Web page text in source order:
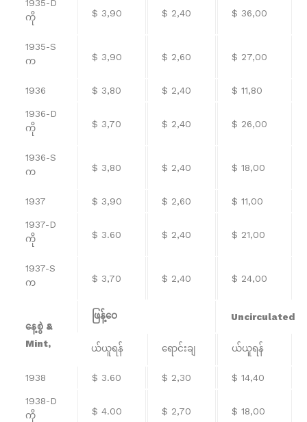
1935-D
ကို
$ 3,90 $ 2,40 $ 36,00
1935-S
က
$ 3,90 $ 2,60 $ 27,00
1936 $ 3,80 $ 2,40 $ 11,80
1936-D
ကို
$ 3,70 $ 2,40 $ 26,00
1936-S
က
$ 3,80 $ 2,40 $ 18,00
1937 $ 3,90 $ 2,60 $ 11,00
1937-D
ကို
$ 3.60 $ 2,40 $ 21,00
1937-S
က
$ 3,70 $ 2,40 $ 24,00
နေ့စွဲ &
Mint,
ဖြန့်ဝေ Uncirculated
ယ်ယူရန် ရောင်းချ ယ်ယူရန်
1938 $ 3.60 $ 2,30 $ 14,40
1938-D
ကို
$ 4.00 $ 2,70 $ 18,00